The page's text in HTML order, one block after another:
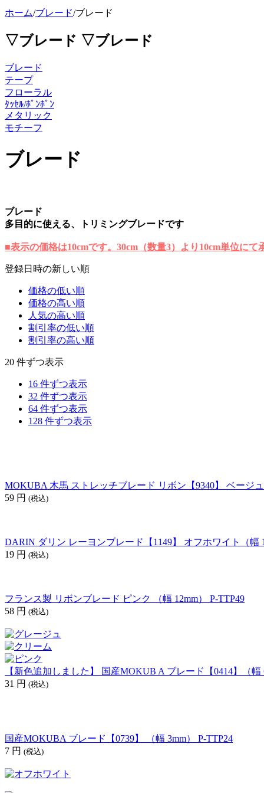
ホーム/ブレード/ブレード
▽ブレード ▽ブレード
ブレード
テープ
フローラル
ﾀｯｾﾙ/ﾎﾟﾝﾎﾟﾝ
メタリック
モチーフ
ブレード
ブレード
多目的に使える、トリミングブレードです
■表示の価格は10cmです。30cm（数量3）より10cm単位にて
登録日時の新しい順
価格の低い順
価格の高い順
人気の高い順
割引率の低い順
割引率の高い順
20 件ずつ表示
16 件ずつ表示
32 件ずつ表示
64 件ずつ表示
128 件ずつ表示
MOKUBA 木馬 ストレッチブレード リボン【9340】 ベージ
59 円 (税込)
DARIN ダリン レーヨンブレード【1149】 オフホワイト（幅
19 円 (税込)
フランス製 リボンブレード ピンク （幅 12mm） P-TTP49
58 円 (税込)
【新色追加しました】 国産MOKUB A ブレード【0414】（幅
31 円 (税込)
国産MOKUBA ブレード【0739】 （幅 3mm） P-TTP24
7 円 (税込)